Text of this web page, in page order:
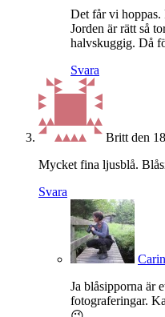
Det får vi
Jorden är rätt så
halvskuggig. Då
Svara
Britt den
Mycket fina ljusblå.
Svara
Ja blåsipporna är
fotograferingar.